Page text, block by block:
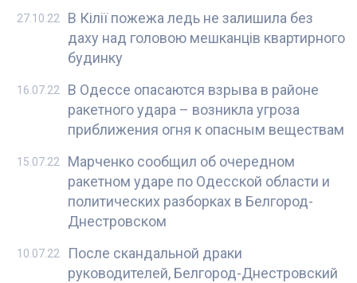
В Кілії пожежа ледь не залишила без
даху над головою мешканців квартирного
будинку
27.10.22
В Одессе опасаются взрыва в районе
ракетного удара – возникла угроза
приближения огня к опасным веществам
16.07.22
Марченко сообщил об очередном
ракетном ударе по Одесской области и
политических разборках в Белгород-
Днестровском
15.07.22
После скандальной драки
руководителей, Белгород-Днестровский
10.07.22